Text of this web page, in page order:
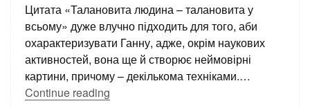
Цитата «Талановита людина – талановита у
всьому» дуже влучно підходить для того, аби
охарактеризувати Ганну, адже, окрім наукових
активностей, вона ще й створює неймовірні
картини, причому – декількома техніками.…
Continue reading